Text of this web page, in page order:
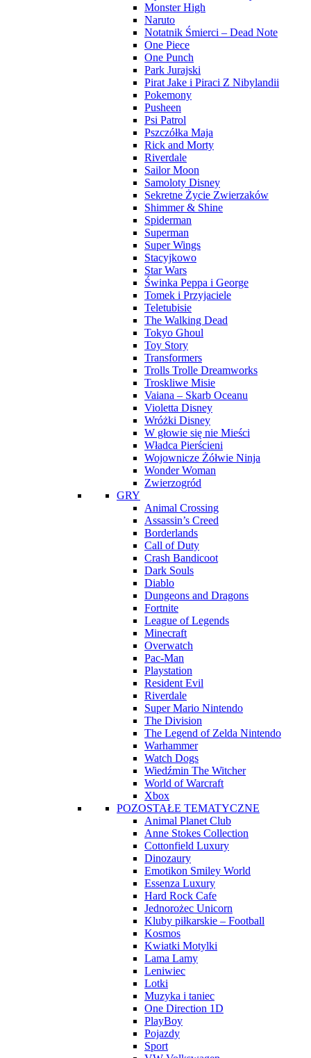
Monster High
Naruto
Notatnik Śmierci – Dead Note
One Piece
One Punch
Park Jurajski
Pirat Jake i Piraci Z Nibylandii
Pokemony
Pusheen
Psi Patrol
Pszczółka Maja
Rick and Morty
Riverdale
Sailor Moon
Samoloty Disney
Sekretne Życie Zwierzaków
Shimmer & Shine
Spiderman
Superman
Super Wings
Stacyjkowo
Star Wars
Świnka Peppa i George
Tomek i Przyjaciele
Teletubisie
The Walking Dead
Tokyo Ghoul
Toy Story
Transformers
Trolls Trolle Dreamworks
Troskliwe Misie
Vaiana – Skarb Oceanu
Violetta Disney
Wróżki Disney
W głowie się nie Mieści
Władca Pierścieni
Wojownicze Żółwie Ninja
Wonder Woman
Zwierzogród
GRY
Animal Crossing
Assassin’s Creed
Borderlands
Call of Duty
Crash Bandicoot
Dark Souls
Diablo
Dungeons and Dragons
Fortnite
League of Legends
Minecraft
Overwatch
Pac-Man
Playstation
Resident Evil
Riverdale
Super Mario Nintendo
The Division
The Legend of Zelda Nintendo
Warhammer
Watch Dogs
Wiedźmin The Witcher
World of Warcraft
Xbox
POZOSTAŁE TEMATYCZNE
Animal Planet Club
Anne Stokes Collection
Cottonfield Luxury
Dinozaury
Emotikon Smiley World
Essenza Luxury
Hard Rock Cafe
Jednorożec Unicorn
Kluby piłkarskie – Football
Kosmos
Kwiatki Motylki
Lama Lamy
Leniwiec
Lotki
Muzyka i taniec
One Direction 1D
PlayBoy
Pojazdy
Sport